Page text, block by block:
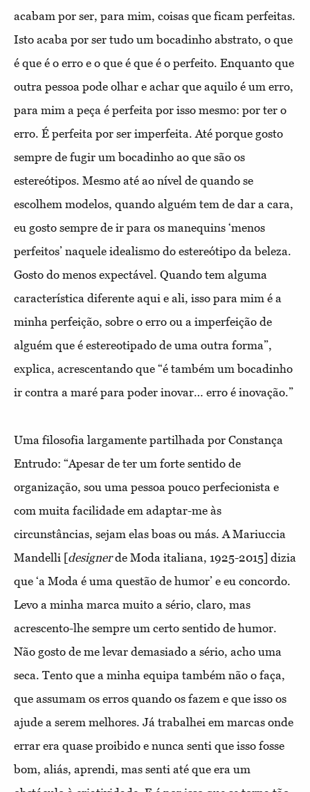
acabam por ser, para mim, coisas que ficam perfeitas.
Isto acaba por ser tudo um bocadinho abstrato, o que
é que é o erro e o que é que é o perfeito. Enquanto que
outra pessoa pode olhar e achar que aquilo é um erro,
para mim a peça é perfeita por isso mesmo: por ter o
erro. É perfeita por ser imperfeita. Até porque gosto
sempre de fugir um bocadinho ao que são os
estereótipos. Mesmo até ao nível de quando se
escolhem modelos, quando alguém tem de dar a cara,
eu gosto sempre de ir para os manequins ‘menos
perfeitos’ naquele idealismo do estereótipo da beleza.
Gosto do menos expectável. Quando tem alguma
característica diferente aqui e ali, isso para mim é a
minha perfeição, sobre o erro ou a imperfeição de
alguém que é estereotipado de uma outra forma”,
explica, acrescentando que “é também um bocadinho
ir contra a maré para poder inovar… erro é inovação.”
Uma filosofia largamente partilhada por Constança
Entrudo: “Apesar de ter um forte sentido de
organização, sou uma pessoa pouco perfecionista e
com muita facilidade em adaptar-me às
circunstâncias, sejam elas boas ou más. A Mariuccia
Mandelli [designerde Moda italiana, 1925-2015] dizia
que ‘a Moda é uma questão de humor’ e eu concordo.
Levo a minha marca muito a sério, claro, mas
acrescento-lhe sempre um certo sentido de humor.
Não gosto de me levar demasiado a sério, acho uma
seca. Tento que a minha equipa também não o faça,
que assumam os erros quando os fazem e que isso os
ajude a serem melhores. Já trabalhei em marcas onde
errar era quase proibido e nunca senti que isso fosse
bom, aliás, aprendi, mas senti até que era um